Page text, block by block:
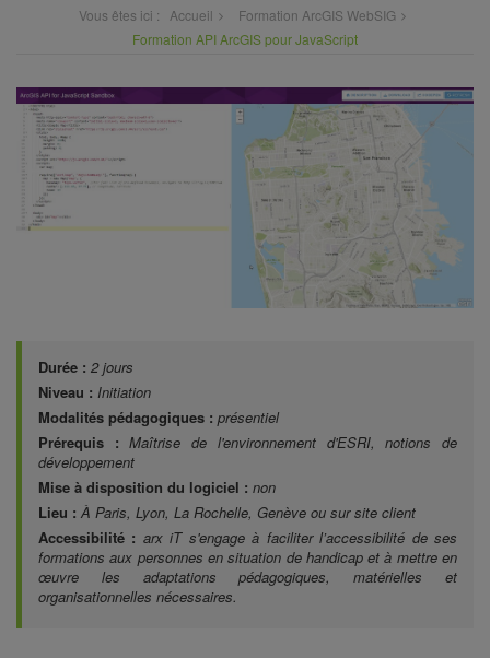
Vous êtes ici : Accueil
Formation ArcGIS WebSIG
Formation API ArcGIS pour JavaScript
Durée : 2 jours
Niveau : Initiation
Modalités pédagogiques : présentiel
Prérequis : Maîtrise de l'environnement d'ESRI, notions de
développement
Mise à disposition du logiciel : non
Lieu : À Paris, Lyon, La Rochelle, Genève ou sur site client
Accessibilité : arx iT s'engage à faciliter l’accessibilité de ses
formations aux personnes en situation de handicap et à mettre en
œuvre les adaptations pédagogiques, matérielles et
organisationnelles nécessaires.